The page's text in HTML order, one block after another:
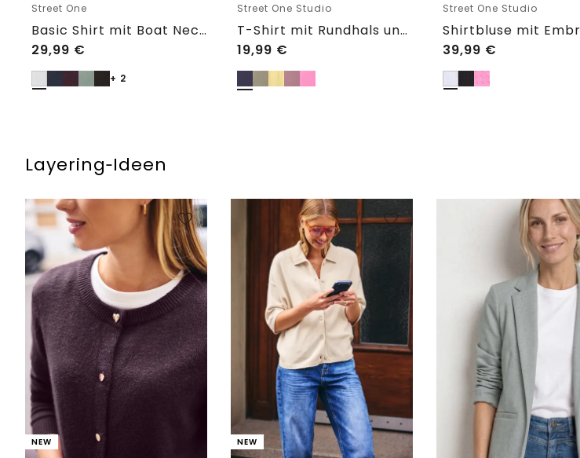
Street One
Basic Shirt mit Boat Neck und Elastikbund
29,99 €
+ 2
Street One Studio
T-Shirt mit Rundhals und Embroidery-Detail
19,99 €
Street One Studio
39,99 €
Layering‑Ideen
NEW NEW